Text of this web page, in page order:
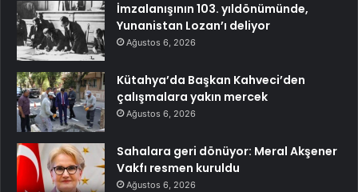
İmzalanışının 103. yıldönümünde,
Yunanistan Lozan’ı deliyor
Ağustos 6, 2026
Kütahya’da Başkan Kahveci’den
çalışmalara yakın mercek
Ağustos 6, 2026
Sahalara geri dönüyor: Meral Akşener
Vakfı resmen kuruldu
Ağustos 6, 2026